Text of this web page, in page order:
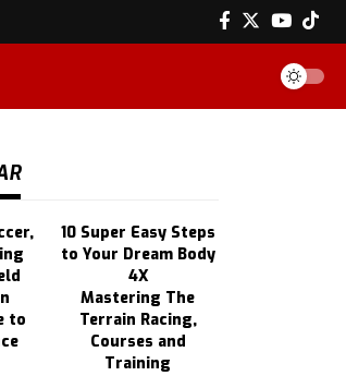
10 Super Easy Steps
to Your Dream Body
4X
to
Mastering The
Terrain Racing,
Courses and
Training